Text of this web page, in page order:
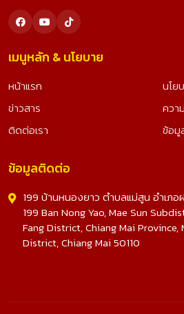
เมนูหลัก & นโยบาย
หน้าแรก
ข่าวสาร
ติดต่อเรา
นโย
ควา
ข้อมู
ข้อมูลติดต่อ
199 บ้านหนองยาว ตำบลแม่สูน อำเภอ
199 Ban Nong Yao, Mae Sun
Fang District, Chiang Mai Province,
District, Chiang Mai 50110